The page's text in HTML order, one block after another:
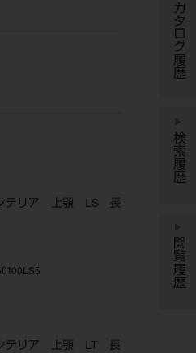
ンテリア 上顎 LS 長
ンテリア 上顎 LT 長
カタログ履歴
検索履歴
閲覧履歴